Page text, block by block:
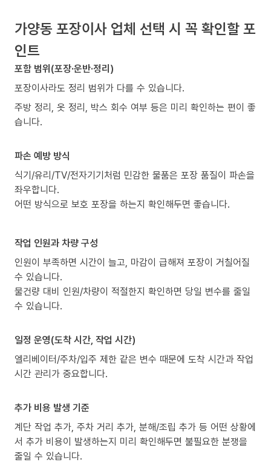
가양동 포장이사 업체 선택 시 꼭 확인할 포
인트
포함 범위(포장·운반·정리)
포장이사라도 정리 범위가 다를 수 있습니다.
주방 정리, 옷 정리, 박스 회수 여부 등은 미리 확인하는 편이 좋
습니다.
파손 예방 방식
식기/유리/TV/전자기기처럼 민감한 물품은 포장 품질이 파손을
좌우합니다.
어떤 방식으로 보호 포장을 하는지 확인해두면 좋습니다.
작업 인원과 차량 구성
인원이 부족하면 시간이 늘고, 마감이 급해져 포장이 거칠어질
수 있습니다.
물건량 대비 인원/차량이 적절한지 확인하면 당일 변수를 줄일
수 있습니다.
일정 운영(도착 시간, 작업 시간)
엘리베이터/주차/입주 제한 같은 변수 때문에 도착 시간과 작업
시간 관리가 중요합니다.
추가 비용 발생 기준
계단 작업 추가, 주차 거리 추가, 분해/조립 추가 등 어떤 상황에
서 추가 비용이 발생하는지 미리 확인해두면 불필요한 분쟁을
줄일 수 있습니다.